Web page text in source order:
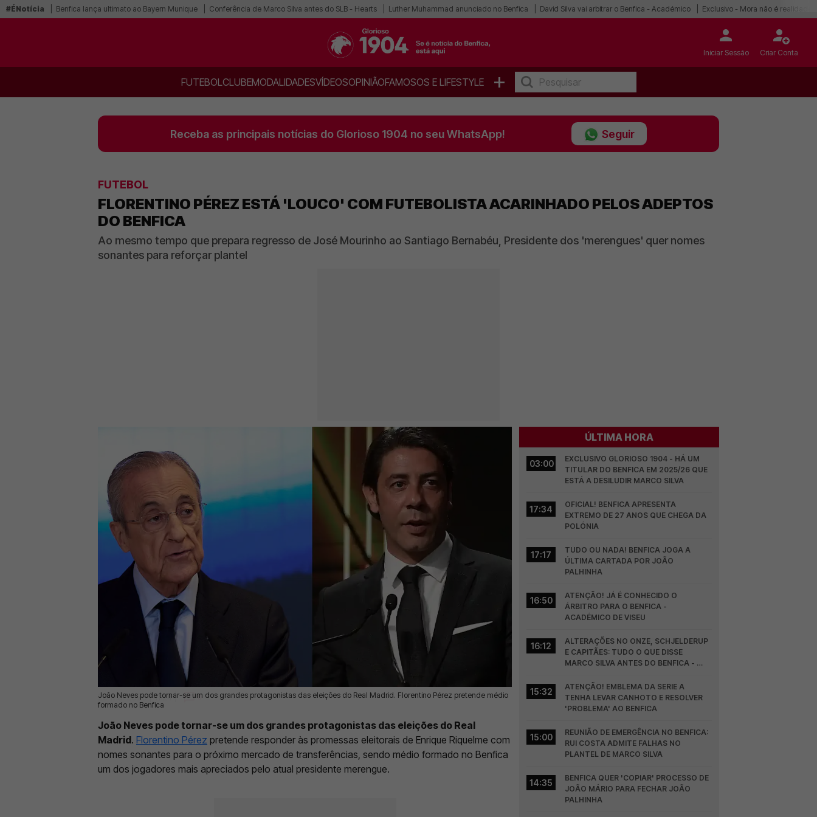
#ÉNotícia Benfica lança ultimato ao Bayern Munique Conferência de Marco Silva antes do SLB - Hearts Luther Muhammad anunciado no Benfica David Silva vai arbitrar o Benfica - Académico Exclusivo - Mora não é realidade
Iniciar Sessão Criar Conta
FUTEBOLCLUBEMODALIDADESVÍDEOSOPINIÃOFAMOSOS E LIFESTYLE +
Receba as principais notícias do Glorioso 1904 no seu WhatsApp! Seguir
FUTEBOL
FLORENTINO PÉREZ ESTÁ 'LOUCO' COM FUTEBOLISTA ACARINHADO PELOS ADEPTOS
DO BENFICA
Ao mesmo tempo que prepara regresso de José Mourinho ao Santiago Bernabéu, Presidente dos 'merengues' quer nomes
sonantes para reforçar plantel
João Neves pode tornar-se um dos grandes protagonistas das eleições do Real Madrid. Florentino Pérez pretende médio
formado no Benfica
29 Mai 2026 | 11:24 | 0
João Neves pode tornar-se um dos grandes protagonistas das eleições do Real
Madrid. Florentino Pérez pretende responder às promessas eleitorais de Enrique Riquelme com
nomes sonantes para o próximo mercado de transferências, sendo médio formado no Benfica
um dos jogadores mais apreciados pelo atual presidente merengue.
ÚLTIMA HORA
03:00
EXCLUSIVO GLORIOSO 1904 - HÁ UM
TITULAR DO BENFICA EM 2025/26 QUE
ESTÁ A DESILUDIR MARCO SILVA
17:34
OFICIAL! BENFICA APRESENTA
EXTREMO DE 27 ANOS QUE CHEGA DA
POLÓNIA
17:17
TUDO OU NADA! BENFICA JOGA A
ÚLTIMA CARTADA POR JOÃO
PALHINHA
16:50
ATENÇÃO! JÁ É CONHECIDO O
ÁRBITRO PARA O BENFICA -
ACADÉMICO DE VISEU
16:12
ALTERAÇÕES NO ONZE, SCHJELDERUP
E CAPITÃES: TUDO O QUE DISSE
MARCO SILVA ANTES DO BENFICA -
15:32
ATENÇÃO! EMBLEMA DA SERIE A
TENHA LEVAR CANHOTO E RESOLVER
'PROBLEMA' AO BENFICA
15:00
REUNIÃO DE EMERGÊNCIA NO BENFICA:
RUI COSTA ADMITE FALHAS NO
PLANTEL DE MARCO SILVA
14:35
BENFICA QUER 'COPIAR' PROCESSO DE
JOÃO MÁRIO PARA FECHAR JOÃO
PALHINHA